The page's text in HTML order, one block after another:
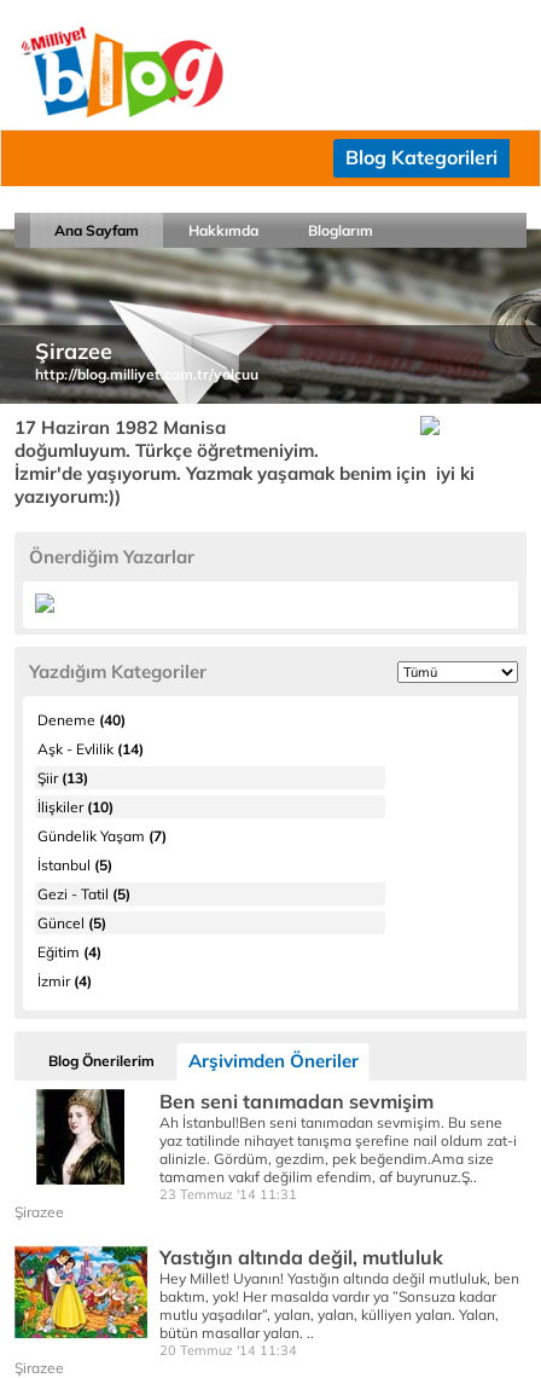
Blog Kategorileri
Ana Sayfam Hakkımda Bloglarım
Şirazee
http://blog.milliyet.com.tr/yolcuu
17 Haziran 1982 Manisa
doğumluyum. Türkçe öğretmeniyim.
İzmir'de yaşıyorum. Yazmak yaşamak benim için iyi ki
yazıyorum:))
Önerdiğim Yazarlar
Yazdığım Kategoriler
Deneme (40)
Aşk - Evlilik (14)
Şiir(13)
İlişkiler(10)
Gündelik Yaşam (7)
İstanbul (5)
Gezi - Tatil (5)
Güncel (5)
Eğitim (4)
İzmir(4)
Blog Önerilerim Arşivimden Öneriler
Ben seni tanımadan sevmişim
Ah İstanbul!Ben seni tanımadan sevmişim. Bu sene
yaz tatilinde nihayet tanışma şerefine nail oldum zat-i
alinizle. Gördüm, gezdim, pek beğendim.Ama size
tamamen vakıf değilim efendim, af buyrunuz.Ş..
23 Temmuz '14 11:31
Şirazee
Yastığın altında değil, mutluluk
Hey Millet! Uyanın! Yastığın altında değil mutluluk, ben
baktım, yok! Her masalda vardır ya ”Sonsuza kadar
mutlu yaşadılar”, yalan, yalan, külliyen yalan. Yalan,
bütün masallar yalan. ..
20 Temmuz '14 11:34
Şirazee